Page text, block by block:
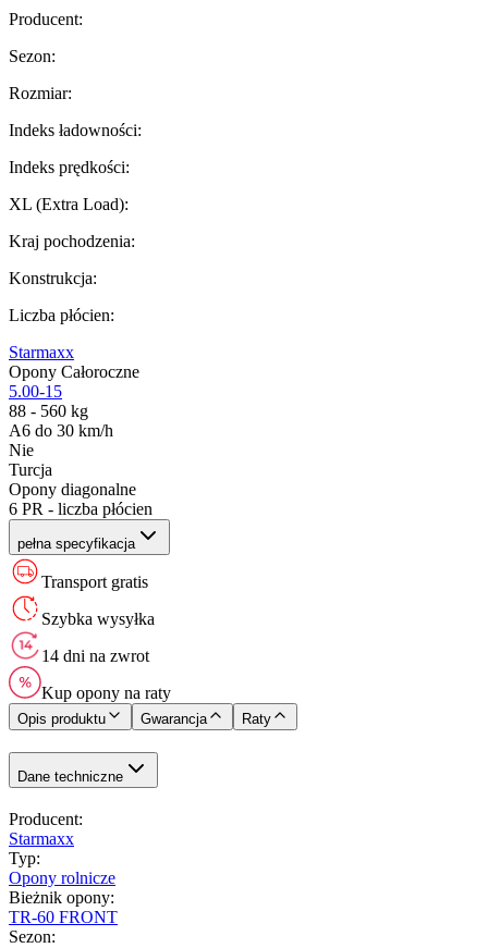
Producent:
Sezon:
Rozmiar:
Indeks ładowności:
Indeks prędkości:
XL (Extra Load):
Kraj pochodzenia:
Konstrukcja:
Liczba płócien:
Starmaxx
Opony Całoroczne
5.00-15
88 - 560 kg
A6 do 30 km/h
Nie
Turcja
Opony diagonalne
6 PR - liczba płócien
pełna specyfikacja
Transport gratis
Szybka wysyłka
14 dni na zwrot
Kup opony na raty
Opis produktu Gwarancja Raty
Dane techniczne
Producent:
Starmaxx
Typ:
Opony rolnicze
Bieżnik opony:
TR-60 FRONT
Sezon: